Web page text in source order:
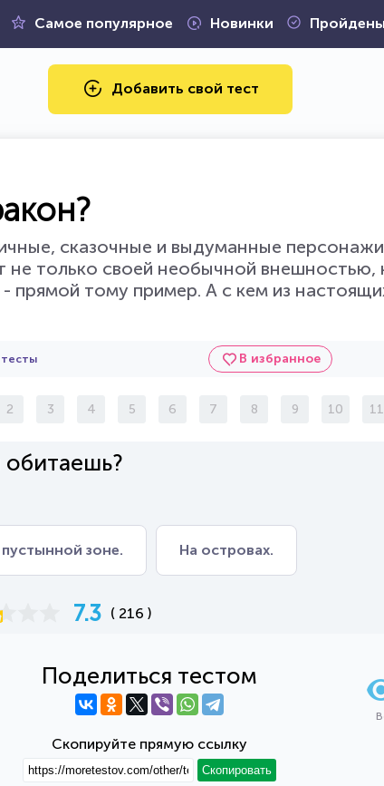
Самое популярное Новинки
Добавить свой тест
сказочные и выдуманные
только своей необычной внешностью,
прямой тому пример. А с кем из
В избранное
2 3 4 5 6 7 8 9 10 11
зоне. На островах.
7.3 ( 216 )
Поделиться тестом
Скопируйте прямую ссылку
Скопировать